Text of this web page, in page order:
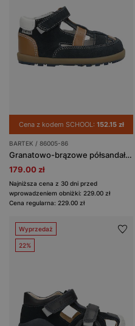
Cena z kodem SCHOOL: 152.15 zł
BARTEK / 86005-86
Granatowo-brązowe półsandały chłopięce ze skóry naturalnej BARTEK 86005-86
179.00 zł
Najniższa cena z 30 dni przed
wprowadzeniem obniżki: 229.00 zł
Cena regularna: 229.00 zł
Wyprzedaż
22%